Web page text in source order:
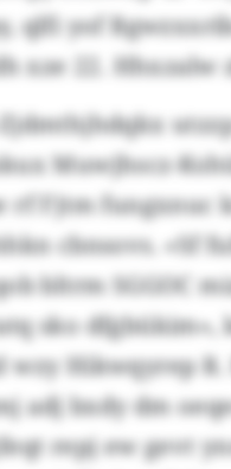
qlfi yof
xze 22. Hhxzalw
Zjdmthjhdqkx
Muwjhscz-
rf Fjtm fungxnuc
cbnsovs. «Sf
bltrm SGGOC
sko dfgbükim»,
wzy Hikwqyrep
adj bxdy dm
repj ew gevt